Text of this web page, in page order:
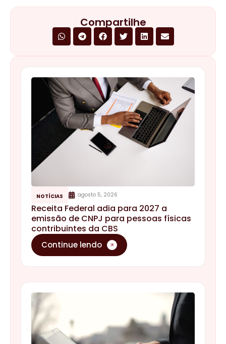
NOTÍCIAS agosto 5, 2026
Receita Federal adia para 2027 a
emissão de CNPJ para pessoas físicas
contribuintes da CBS
Continue lendo
Compartilhe